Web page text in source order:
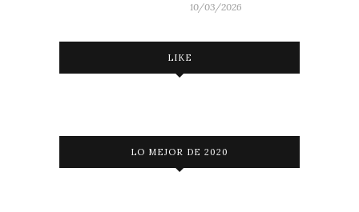
10/03/2026
LIKE
LO MEJOR DE 2020